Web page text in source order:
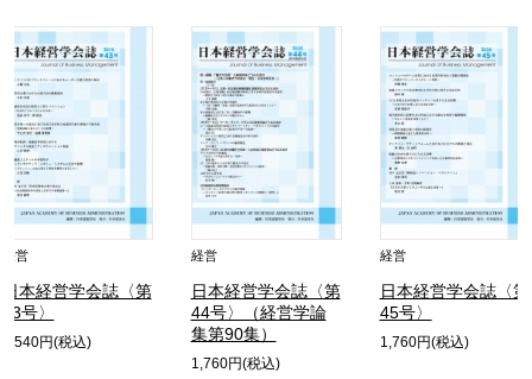
経営
日本経営学会誌〈第
43号〉
1,540円(税込)
経営
日本経営学会誌〈第
44号〉（経営学論
集第90集）
1,760円(税込)
経営
日本経営学会誌〈第
45号〉
1,760円(税込)